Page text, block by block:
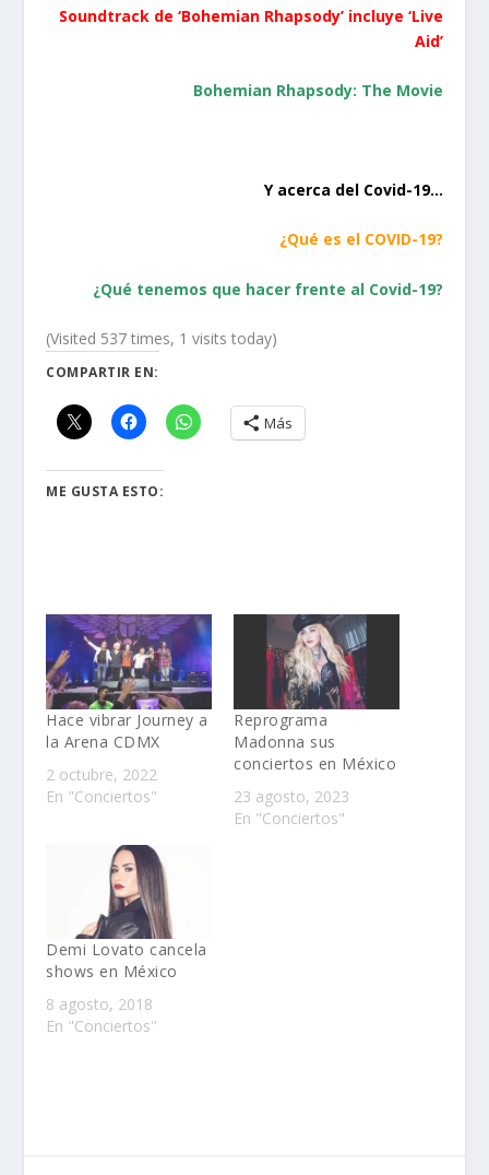
Soundtrack de ‘Bohemian Rhapsody’ incluye ‘Live
Aid’
Bohemian Rhapsody: The Movie
Y acerca del Covid-19…
¿Qué es el COVID-19?
¿Qué tenemos que hacer frente al Covid-19?
(Visited 537 times, 1 visits today)
COMPARTIR EN:
Más
ME GUSTA ESTO:
Hace vibrar Journey a
la Arena CDMX
2 octubre, 2022
En "Conciertos"
Reprograma
Madonna sus
conciertos en México
23 agosto, 2023
En "Conciertos"
Demi Lovato cancela
shows en México
8 agosto, 2018
En "Conciertos"